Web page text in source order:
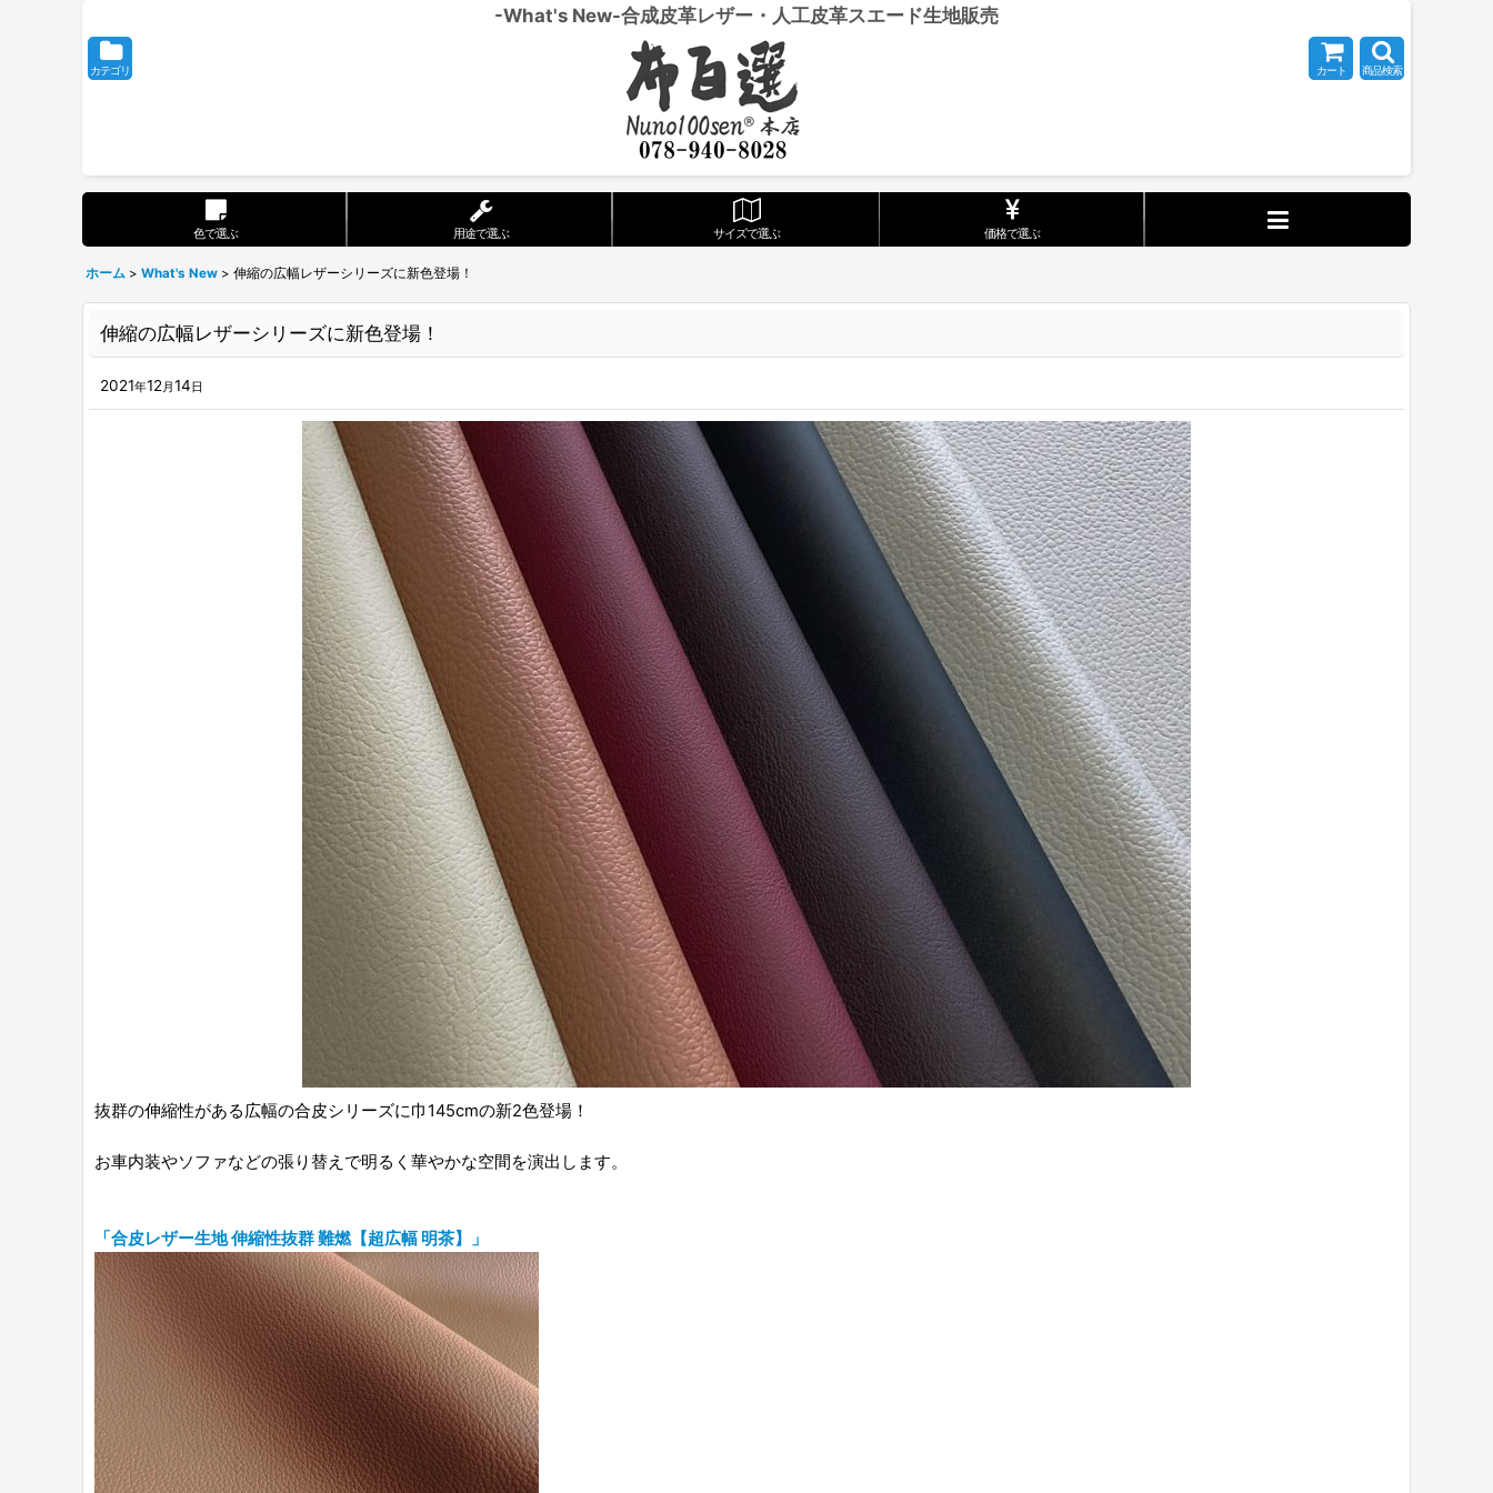
-What's New-合成皮革レザー・人工皮革スエード生地販売
カテゴリ カート 商品検索
色で選ぶ 用途で選ぶ サイズで選ぶ 価格で選ぶ
ホーム > What's New > 伸縮の広幅レザーシリーズに新色登場！
伸縮の広幅レザーシリーズに新色登場！
2021年12 月14日
抜群の伸縮性がある広幅の合皮シリーズに巾145cmの新2色登場！
お車内装やソファなどの張り替えで明るく華やかな空間を演出します。
「合皮レザー生地 伸縮性抜群 難燃【超広幅 明茶】」